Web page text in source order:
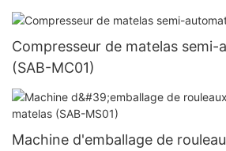
Compresseur de matelas semi-
(SAB-MC01)
Machine d'emballage de